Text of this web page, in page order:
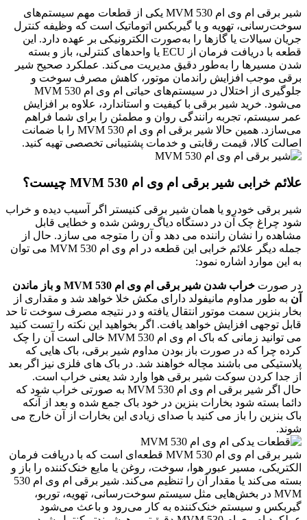
شیر برقی ام وی ام 530 MVM یکی از قطعات مهم سیستم‌های
سوخت‌رسانی، تهویه و یا گیربکس اتوماتیک است که وظیفه کنترل
جریان سیالات یا گازها را به‌صورت الکترونیکی بر عهده دارد. این
قطعه با دریافت فرمان از ECU یا واحدهای کنترلی، باز و بسته
شدن مسیرها را به‌طور دقیق مدیریت می‌کند. عملکرد صحیح شیر
برقی موجب افزایش راندمان موتور، کاهش مصرف سوخت و
جلوگیری از اختلال در سیستم‌های حیاتی ام وی ام 530 MVM
می‌شود. خرید شیر برقی با کیفیت و استاندارد، علاوه بر افزایش
عمر سیستم، تجربه رانندگی روان و مطمئن را برای شما فراهم
می‌سازد. همین حالا شیر برقی ام وی ام 530 MVM را با ضمانت
اصالت کالا، قیمت رقابتی و خدمات پشتیبانی تخصصی تهیه کنید.
علائم خرابی شیر برقی ام وی ام 530 MVM چیست؟
شیر برقی خودرو یا همان شیر برقی کنیستر اگر آسیب دیده و خراب
شود چراغ چک آن در دستگاه دیاگ روشن شده و خطایی قابل
مشاهده را نشان راننده می دهد و آن را متوجه می سازد. حال از
جمله دیگر علائم خرابی این قطعه در ام وی ام 530 MVM می توان
به این موارد اشاره نمود:
در صورت
خراب شدن شیر برقی ام وی ام 530 MVM و باز ماندن
آن به طور مداوم مانیفولد دارای مکش خلا خواهد شد و مقداری از
بخار بنزین سمت موتور انتقال یافته و در نتیجه مصرف سوخت تا حد
قابل توجهی افزایش خواهد یافت. اگر بخواهید این نکته را تست کنید
می توانید زمانی که باک ام وی ام 530 MVM خالی است آن را چک
کرده چرا که در صورت باز بودن مداوم شیر برقی، باک هایی که
پلاستیکی می باشند مچاله خواهند شد. در باک های فلزی نیز اگر بعد
از جدا کردن سوکت شیر برقی هوا وارد شد یعنی خراب است.
حال اگر شیر برقی ام وی ام 530 MVM به صورتی خراب شود که
دائما بسته شود بخارات بنزین در خود باک جمع شده و بعد از آنکه
باک بنزین را باز می کنید با صدای زیادی این بخارات از آن خارج می
شوند.
شیر برقی ام وی ام 530 MVM قطعه‌ای است که با دریافت فرمان
الکتریکی، مسیر عبور هوا، سوخت، روغن یا مایع خنک‌کننده را باز و
بسته می‌کند یا مقدار آن را تنظیم می‌کند. شیر برقی ام وی ام 530
MVM در بخش‌هایی مثل سیستم سوخت‌رسانی، تهویه، توربو،
گیربکس و سیستم خنک‌کننده به کار می‌رود و باعث می‌شود